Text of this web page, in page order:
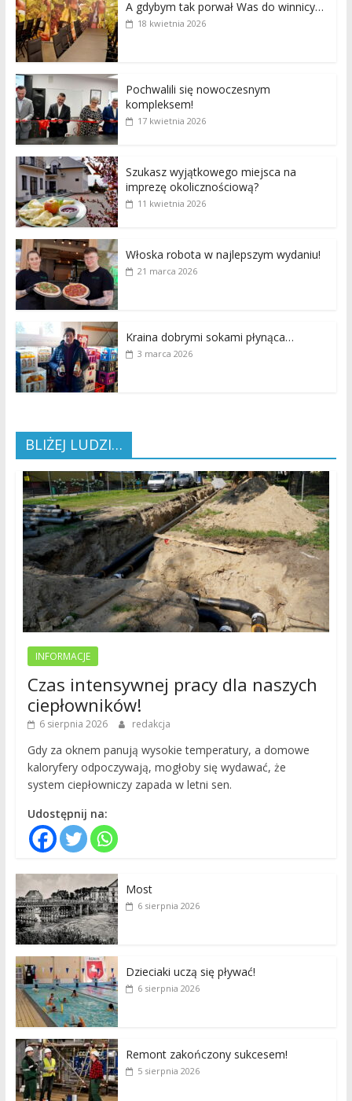
A gdybym tak porwał Was do winnicy…
18 kwietnia 2026
Pochwalili się nowoczesnym
kompleksem!
17 kwietnia 2026
Szukasz wyjątkowego miejsca na
imprezę okolicznościową?
11 kwietnia 2026
Włoska robota w najlepszym wydaniu!
21 marca 2026
Kraina dobrymi sokami płynąca…
3 marca 2026
BLIŻEJ LUDZI…
INFORMACJE
Czas intensywnej pracy dla naszych
ciepłowników!
6 sierpnia 2026 redakcja
Gdy za oknem panują wysokie temperatury, a domowe
kaloryfery odpoczywają, mogłoby się wydawać, że
system ciepłowniczy zapada w letni sen.
Udostępnij na:
Most
6 sierpnia 2026
Dzieciaki uczą się pływać!
6 sierpnia 2026
Remont zakończony sukcesem!
5 sierpnia 2026